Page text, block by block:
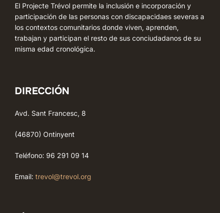
El Projecte Trévol permite la inclusión e incorporación y
participación de las personas con discapacidaes severas a
los contextos comunitarios donde viven, aprenden,
trabajan y participan el resto de sus conciudadanos de su
misma edad cronológica.
DIRECCIÓN
Avd. Sant Francesc, 8
(46870) Ontinyent
Teléfono: 96 291 09 14
Email: trevol@trevol.org